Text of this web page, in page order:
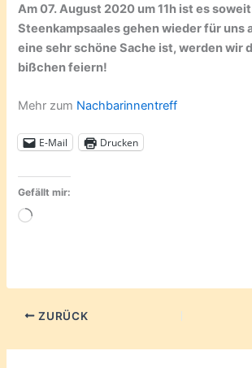
Am 07. August 2020 um 11h ist es
Steenkampsaales gehen wieder für uns
eine sehr schöne Sache ist, werden wir
bißchen feiern!
Mehr zum Nachbarinnentreff
E-Mail Drucken
Gefällt mir:
Wird
ZURÜCK